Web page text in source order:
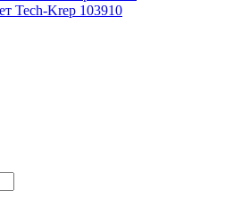
Tech-Krep 103910